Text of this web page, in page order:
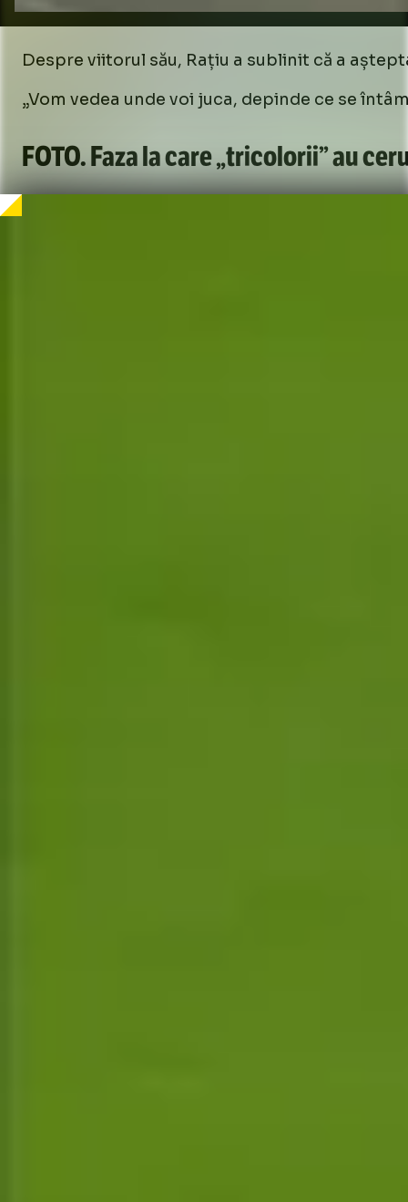
Despre viitorul său, Rațiu a sublinit că a
„Vom vedea unde voi juca, depinde ce se
FOTO. Faza la care „tricolorii” au